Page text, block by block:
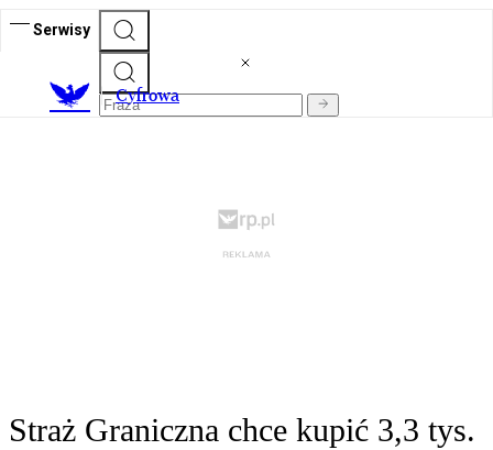
Serwisy
Cyfrowa
Straż Graniczna chce kupić 3,3 tys.